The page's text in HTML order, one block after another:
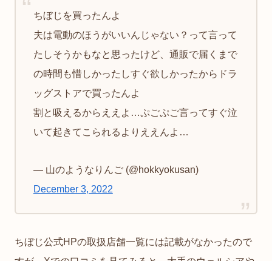
ちぼじを買ったんよ
夫は電動のほうがいいんじゃない？って言って
たしそうかもなと思ったけど、通販で届くまで
の時間も惜しかったしすぐ欲しかったからドラ
ッグストアで買ったんよ
割と吸えるからええよ…ぷごぷご言ってすぐ泣
いて起きてこられるよりええんよ…
— 山のようなりんご (@hokkyokusan)
December 3, 2022
ちぼじ公式HPの取扱店舗一覧には記載がなかったので